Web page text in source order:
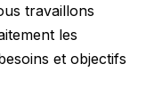
travaillons
les
et objectifs